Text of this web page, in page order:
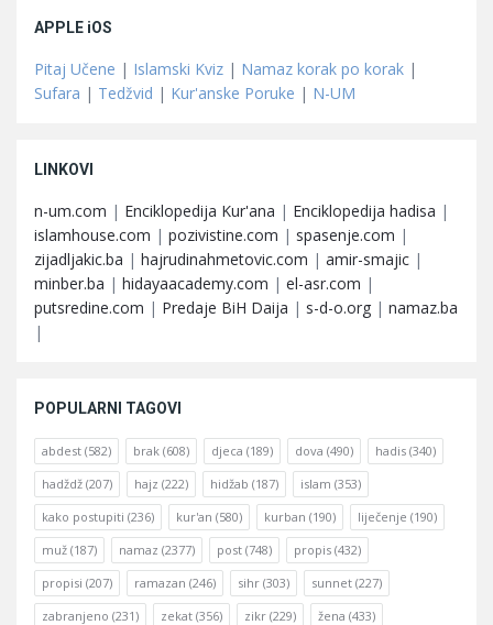
APPLE iOS
Pitaj Učene | Islamski Kviz | Namaz korak po korak |
Sufara | Tedžvid | Kur'anske Poruke | N-UM
LINKOVI
n-um.com | Enciklopedija Kur'ana | Enciklopedija hadisa |
islamhouse.com | pozivistine.com | spasenje.com |
zijadljakic.ba | hajrudinahmetovic.com | amir-smajic |
minber.ba | hidayaacademy.com | el-asr.com |
putsredine.com | Predaje BiH Daija | s-d-o.org | namaz.ba
|
POPULARNI TAGOVI
abdest (582) brak (608) djeca (189) dova (490) hadis (340)
hadždž (207) hajz (222) hidžab (187) islam (353)
kako postupiti (236) kur'an (580) kurban (190) liječenje (190)
muž (187) namaz (2377) post (748) propis (432)
propisi (207) ramazan (246) sihr (303) sunnet (227)
zabranjeno (231) zekat (356) zikr (229) žena (433)